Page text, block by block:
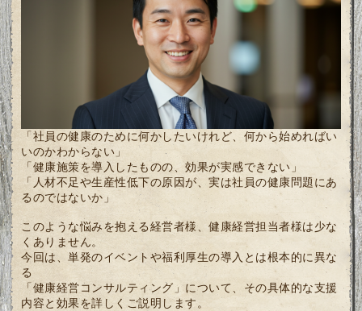
「社員の健康のために何かしたいけれど、何から始めればい
いのかわからない」
「健康施策を導入したものの、効果が実感できない」
「人材不足や生産性低下の原因が、実は社員の健康問題にあ
るのではないか」
このような悩みを抱える経営者様、健康経営担当者様は少な
くありません。
今回は、単発のイベントや福利厚生の導入とは根本的に異な
る
「健康経営コンサルティング」について、その具体的な支援
内容と効果を詳しくご説明します。